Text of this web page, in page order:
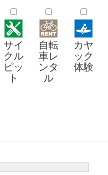
サイ
クル
ピッ
ト
自転
車レ
ンタ
ル
カヤ
ック
体験